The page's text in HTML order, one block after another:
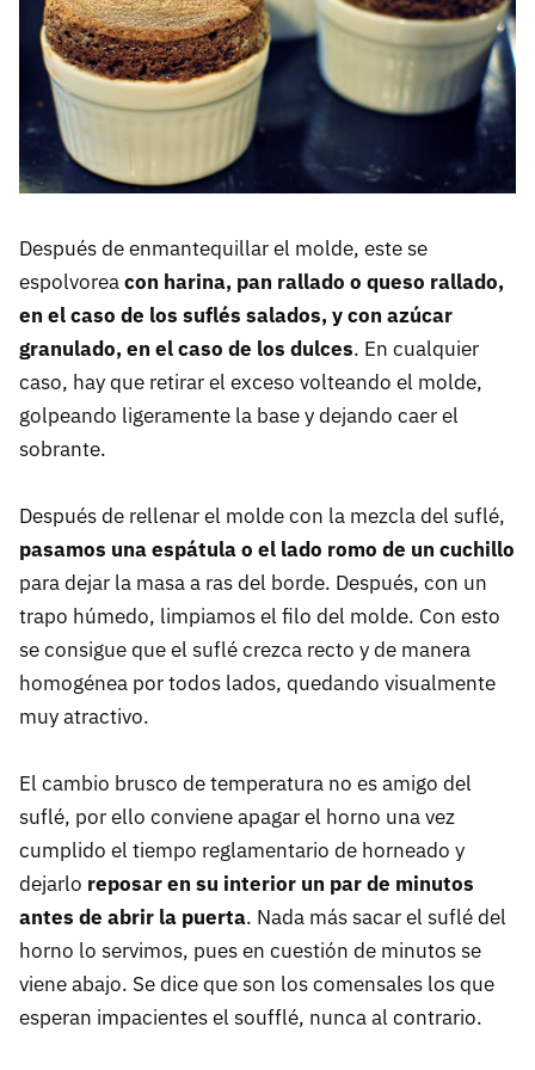
Después de enmantequillar el molde, este se
espolvoreacon harina, pan rallado o queso rallado,
en el caso de los suflés salados, y con azúcar
granulado, en el caso de los dulces. En cualquier
caso, hay que retirar el exceso volteando el molde,
golpeando ligeramente la base y dejando caer el
sobrante.
Después de rellenar el molde con la mezcla del suflé,
pasamos una espátula o el lado romo de un cuchillo
para dejar la masa a ras del borde. Después, con un
trapo húmedo, limpiamos el filo del molde. Con esto
se consigue que el suflé crezca recto y de manera
homogénea por todos lados, quedando visualmente
muy atractivo.
El cambio brusco de temperatura no es amigo del
suflé, por ello conviene apagar el horno una vez
cumplido el tiempo reglamentario de horneado y
dejarlo reposar en su interior un par de minutos
antes de abrir la puerta. Nada más sacar el suflé del
horno lo servimos, pues en cuestión de minutos se
viene abajo. Se dice que son los comensales los que
esperan impacientes el soufflé, nunca al contrario.